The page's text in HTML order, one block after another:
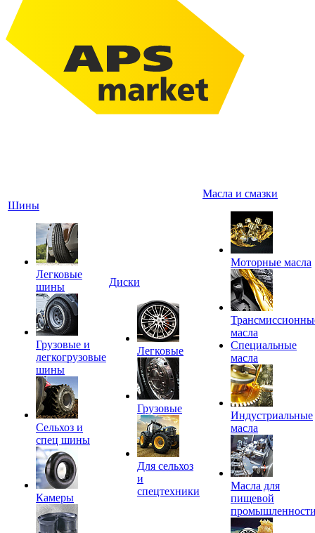
Шины
Легковые
шины
Грузовые и
легкогрузовые
шины
Сельхоз и
спец шины
Камеры
Диски
Легковые
Грузовые
Для сельхоз
и
спецтехники
Масла и смазки
Моторные масла
масла
Специальные
масла
Индустриальные
масла
Масла для
пищевой